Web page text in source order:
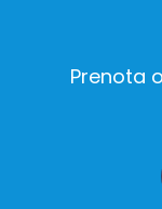
Prenota